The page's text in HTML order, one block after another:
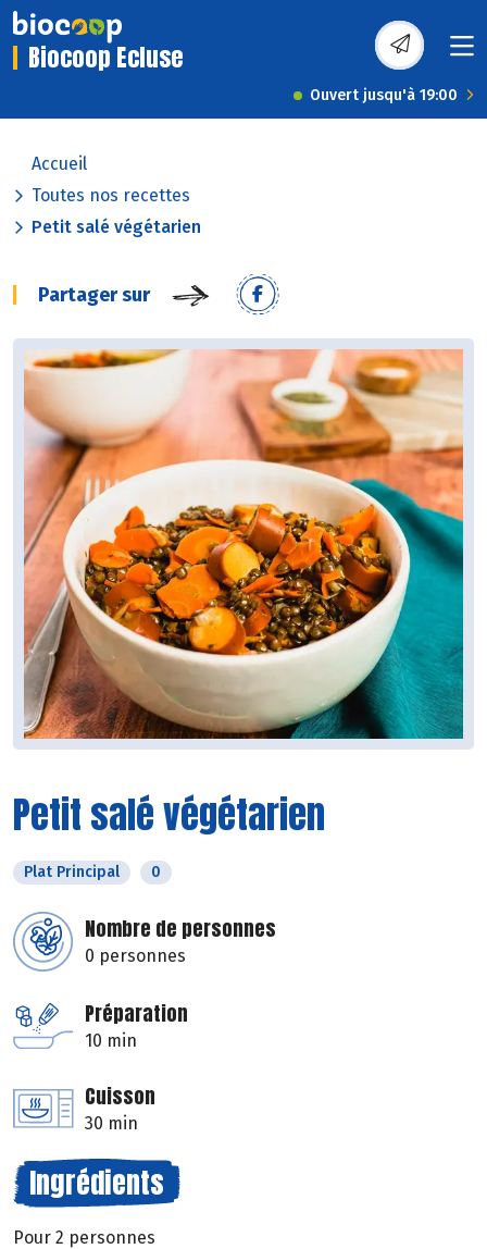
Biocoop Ecluse
Ouvert jusqu'à 19:00
Accueil
Toutes nos recettes
Petit salé végétarien
Partager sur
Petit salé végétarien
Plat Principal 0
Nombre de personnes
0 personnes
Préparation
10 min
Cuisson
30 min
Ingrédients
Pour 2 personnes